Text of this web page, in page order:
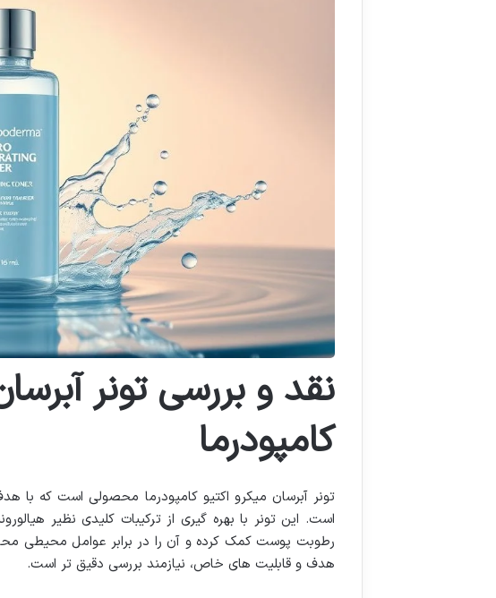
نقد و بررسی تونر
کامپودرما
تونر آبرسان میکرو اکتیو کامپودرما محصولی است که
است. این تونر با بهره گیری از ترکیبات کلیدی نظیر
رطوبت پوست کمک کرده و آن را در برابر عوامل محیطی
هدف و قابلیت های خاص، نیازمند بررسی دقیق تر است.